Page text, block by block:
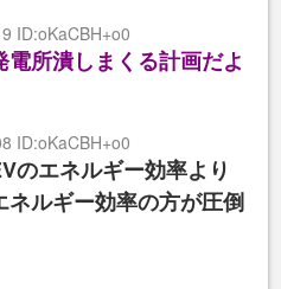
ID:oKaCBH+o0
所潰しまくる計画だよ
ID:oKaCBH+o0
エネルギー効率より
ルギー効率の方が圧倒